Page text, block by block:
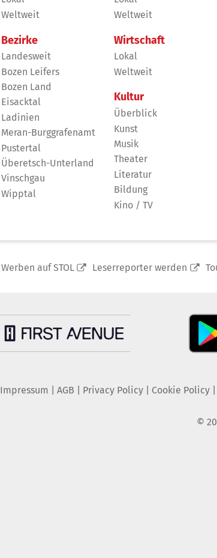
Weltweit
Bezirke
Landesweit
Bozen Leifers
Bozen Land
Eisacktal
Ladinien
Meran-Burggrafenamt
Pustertal
Überetsch-Unterland
Vinschgau
Wipptal
Weltweit
Wirtschaft
Lokal
Weltweit
Kultur
Überblick
Kunst
Musik
Theater
Literatur
Bildung
Kino / TV
Werben auf STOL Leserreporter werden
Impressum AGB Privacy Policy| Cookie Policy|
©